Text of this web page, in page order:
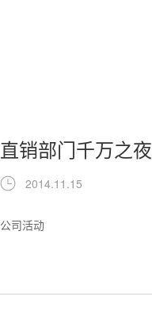
直销部门千万之夜
2014.11.15
公司活动